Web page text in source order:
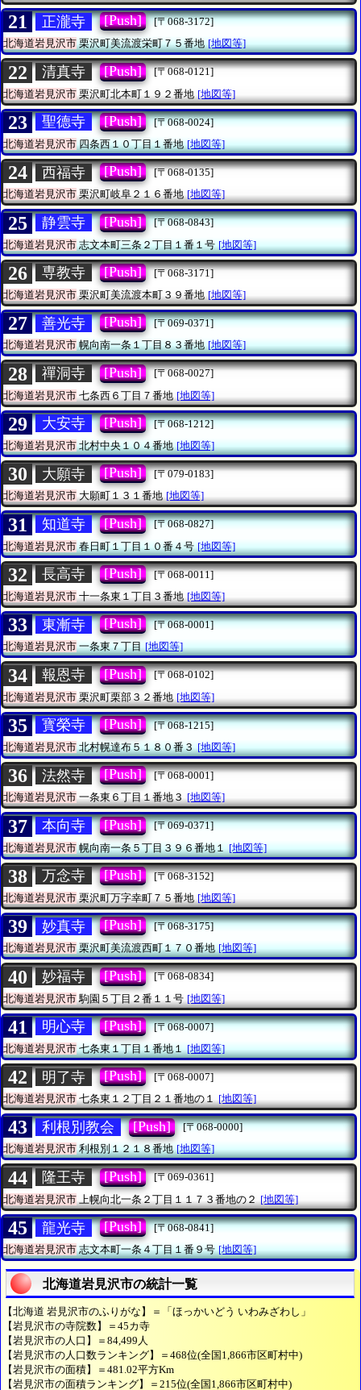
21 正瀧寺 [Push]
[〒068-3172]
北海道岩見沢市栗沢町美流渡栄町７５番地 [地図等]
22 清真寺 [Push]
[〒068-0121]
北海道岩見沢市 栗沢町北本町１９２番地 [地図等]
23 聖德寺 [Push]
[〒068-0024]
北海道岩見沢市四条西１０丁目１番地 [地図等]
24 西福寺 [Push]
[〒068-0135]
北海道岩見沢市栗沢町岐阜２１６番地 [地図等]
25 静雲寺 [Push]
[〒068-0843]
北海道岩見沢市志文本町三条２丁目１番１号 [地図等]
26 専教寺 [Push]
[〒068-3171]
北海道岩見沢市 栗沢町美流渡本町３９番地 [地図等]
27 善光寺 [Push]
[〒069-0371]
北海道岩見沢市幌向南一条１丁目８３番地 [地図等]
28 禪洞寺 [Push]
[〒068-0027]
北海道岩見沢市 七条西６丁目７番地 [地図等]
29 大安寺 [Push]
[〒068-1212]
北海道岩見沢市北村中央１０４番地 [地図等]
30 大願寺 [Push]
[〒079-0183]
北海道岩見沢市大願町１３１番地 [地図等]
31 知道寺 [Push]
[〒068-0827]
北海道岩見沢市春日町１丁目１０番４号 [地図等]
32 長高寺 [Push]
[〒068-0011]
北海道岩見沢市 十一条東１丁目３番地 [地図等]
33 東漸寺 [Push]
[〒068-0001]
北海道岩見沢市一条東７丁目 [地図等]
34 報恩寺 [Push]
[〒068-0102]
北海道岩見沢市 栗沢町栗部３２番地 [地図等]
35 寳榮寺 [Push]
[〒068-1215]
北海道岩見沢市北村幌達布５１８０番３ [地図等]
36 法然寺 [Push]
[〒068-0001]
北海道岩見沢市一条東６丁目１番地３ [地図等]
37 本向寺 [Push]
[〒069-0371]
北海道岩見沢市幌向南一条５丁目３９６番地１ [地図等]
38 万念寺 [Push]
[〒068-3152]
北海道岩見沢市 栗沢町万字幸町７５番地 [地図等]
39 妙真寺 [Push]
[〒068-3175]
北海道岩見沢市栗沢町美流渡西町１７０番地 [地図等]
40 妙福寺 [Push]
[〒068-0834]
北海道岩見沢市 駒園５丁目２番１１号 [地図等]
41 明心寺 [Push]
[〒068-0007]
北海道岩見沢市七条東１丁目１番地１ [地図等]
42 明了寺 [Push]
[〒068-0007]
北海道岩見沢市七条東１２丁目２１番地の１ [地図等]
43 利根別教会 [Push]
[〒068-0000]
北海道岩見沢市利根別１２１８番地 [地図等]
44 隆王寺 [Push]
[〒069-0361]
北海道岩見沢市 上幌向北一条２丁目１１７３番地の２ [地図等]
45 龍光寺 [Push]
[〒068-0841]
北海道岩見沢市志文本町一条４丁目１番９号 [地図等]
北海道岩見沢市の統計一覧
【北海道 岩見沢市のふりがな】＝「ほっかいどう いわみざわし」
【岩見沢市の寺院数】＝45カ寺
【岩見沢市の人口】＝84,499人
【岩見沢市の人口数ランキング】＝468位(全国1,866市区町村中)
【岩見沢市の面積】＝481.02平方Km
【岩見沢市の面積ランキング】＝215位(全国1,866市区町村中)